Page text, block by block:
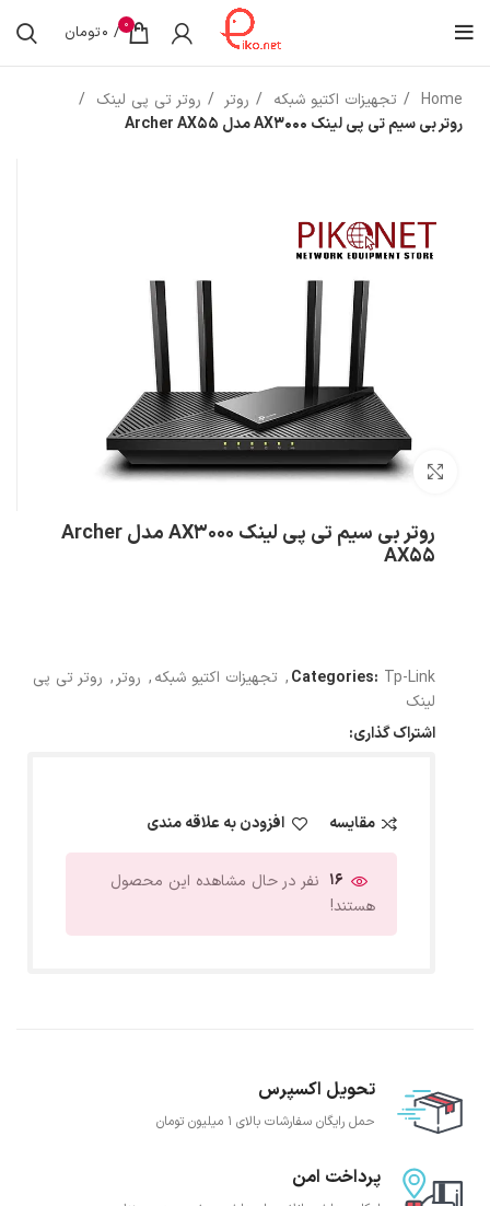
0
/
0تومان
Home تجهیزات اکتیو شبکه روتر
روتر تی پی لینک
روتر بی سیم تی پی لینک AX3000 مدل Archer AX55
بزرگنمایی تصویر
روتر بی سیم تی پی لینک AX3000 مدل Archer
AX55
Categories: Tp-Link
, تجهیزات اکتیو شبکه, روتر , روتر تی پی
لینک
اشتراک گذاری:
مقایسه افزودن به علاقه مندی
16 نفر در حال مشاهده این محصول
هستند!
تحویل اکسپرس
حمل رایگان سفارشات بالای 1 میلیون تومان
پرداخت امن